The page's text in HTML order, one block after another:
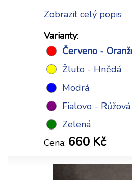
Zobrazit celý popis
Varianty:
Červeno -
Žluto - Hnědá
Modrá
Fialovo - Růžová
Zelená
Cena: 660 Kč